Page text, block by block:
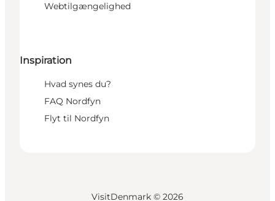
Webtilgængelighed
Inspiration
Hvad synes du?
FAQ Nordfyn
Flyt til Nordfyn
VisitDenmark © 2026